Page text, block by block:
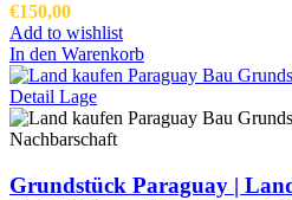
€150,00
Add to wishlist
In den Warenkorb
Grundstück Paraguay |